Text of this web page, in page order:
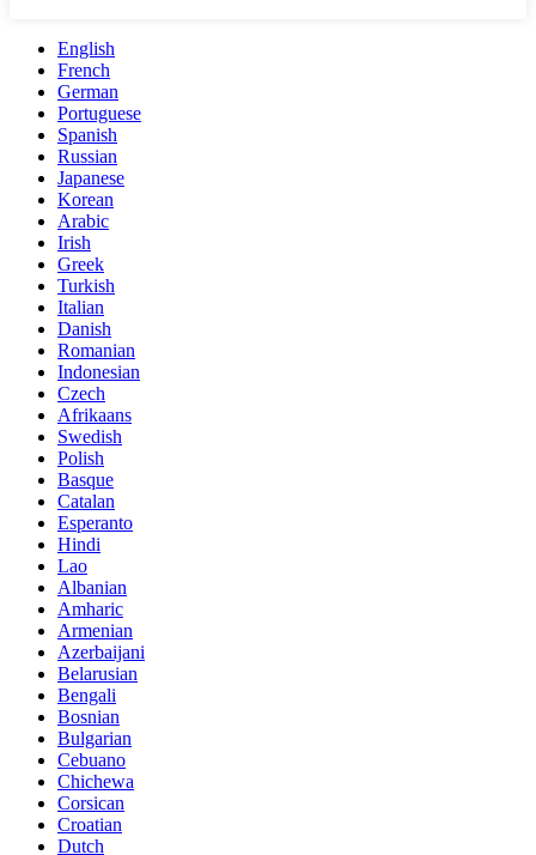
English
French
German
Portuguese
Spanish
Russian
Japanese
Korean
Arabic
Irish
Greek
Turkish
Italian
Danish
Romanian
Indonesian
Czech
Afrikaans
Swedish
Polish
Basque
Catalan
Esperanto
Hindi
Lao
Albanian
Amharic
Armenian
Azerbaijani
Belarusian
Bengali
Bosnian
Bulgarian
Cebuano
Chichewa
Corsican
Croatian
Dutch